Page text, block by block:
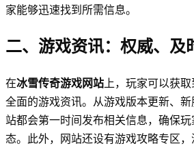
家能够迅速找到所需信息。
二、游戏资讯：权威、及
在冰雪传奇游戏网站 上，玩家可以获
全面的游戏资讯。从游戏版本更新、
站都会第一时间发布相关信息，确保
态。此外，网站还设有游戏攻略专区